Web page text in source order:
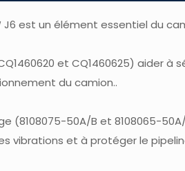
est un élément essentiel du
et CQ1460625) aider
du camion..
(8108075-50A/B et 8108065-
vibrations et à protéger le